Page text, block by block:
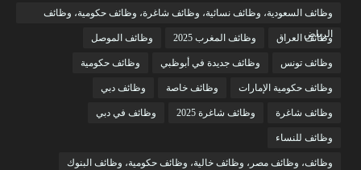
وظائف السعودية، وظائف نسائية، وظائف شاغرة، وظائف حكومية، وظائف
الرياض
وظائف العراق وظائف المغرب 2025 وظائف الموصل
وظائف تونس وظائف جديدة في أبوظبي وظائف حكومية
وظائف حكومية الإمارات وظائف خاصة وظائف دبي
وظائف شاغرة وظائف شاغرة 2025 وظائف في دبي
وظائف للنساء
وظائف، وظائف مصر، وظائف خالية، وظائف حكومية، وظائف البنوك